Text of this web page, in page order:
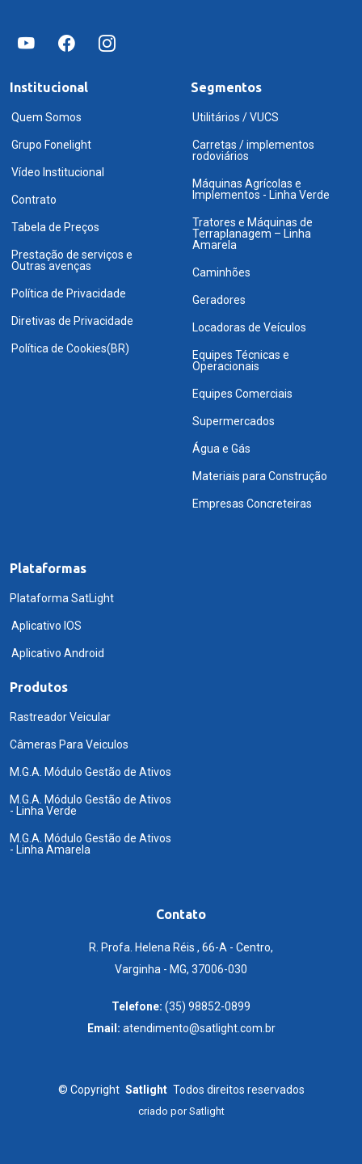
Institucional
Quem Somos
Grupo Fonelight
Vídeo Institucional
Contrato
Tabela de Preços
Prestação de serviços e
Outras avenças
Política de Privacidade
Diretivas de Privacidade
Política de Cookies(BR)
Segmentos
Utilitários / VUCS
Carretas / implementos
rodoviários
Máquinas Agrícolas e
Implementos - Linha Verde
Tratores e Máquinas de
Terraplanagem – Linha
Amarela
Caminhões
Geradores
Locadoras de Veículos
Equipes Técnicas e
Operacionais
Equipes Comerciais
Supermercados
Água e Gás
Materiais para Construção
Empresas Concreteiras
Plataformas
Plataforma SatLight
Aplicativo IOS
Aplicativo Android
Produtos
Rastreador Veicular
Câmeras Para Veiculos
M.G.A. Módulo Gestão de Ativos
M.G.A. Módulo Gestão de Ativos
- Linha Verde
M.G.A. Módulo Gestão de Ativos
- Linha Amarela
Contato
R. Profa. Helena Réis , 66-A - Centro,
Varginha - MG, 37006-030
Telefone: (35) 98852-0899
Email: atendimento@satlight.com.br
© Copyright Satlight Todos direitos reservados
criado porSatlight